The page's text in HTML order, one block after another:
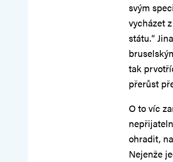
svým
vycházet
státu.“
tak
přerůst
O to víc
ohradit,
Nejenže